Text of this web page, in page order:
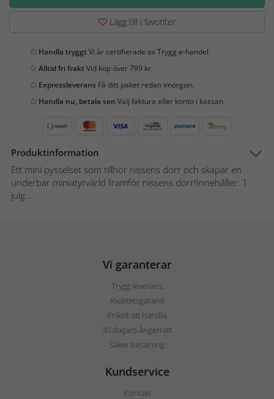
Lägg till i favoriter
Handla tryggtVi är certifierade av Trygg e-handel.
Alltid fri fraktVid köp över 799 kr.
Expressleverans Få ditt paket redan imorgon.
Handla nu, betala sen Välj faktura eller konto i kassan.
Produktinformation
Ett mini pysselset som tillhör nissens dörr och skapar en
underbar miniatyrvärld framför nissens dörr!Innehåller: 1
julg...
Vi garanterar
Trygg leverans
Kvalitetsgaranti
Enkelt att handla
30 dagars ångerrätt
Säker betalning
Kundservice
Kontakt